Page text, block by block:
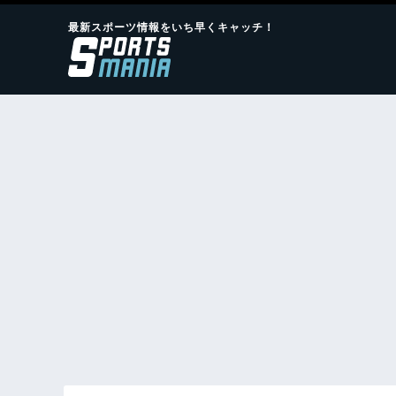
最新スポーツ情報をいち早くキャッチ！